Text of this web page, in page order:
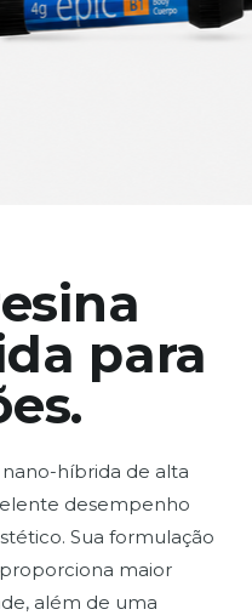
para
híbrida de alta
desempenho
Sua formulação
maior
além de uma